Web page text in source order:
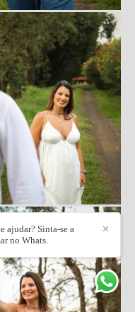
✕
ajudar? Sinta-se a
no Whats.